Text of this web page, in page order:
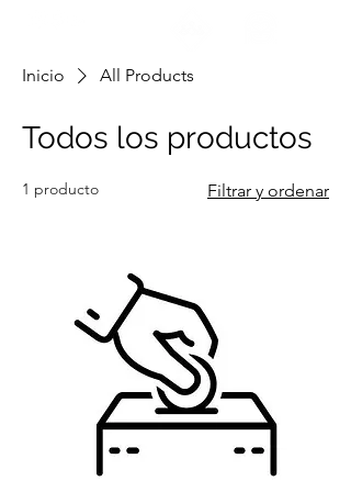
Inicio All Products
Todos los productos
1 producto Filtrar y ordenar